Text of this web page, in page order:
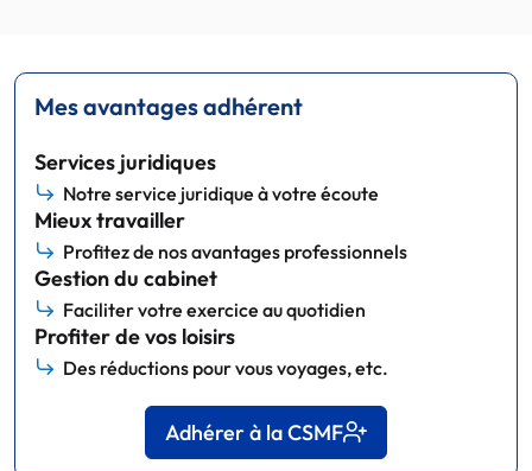
Mes avantages adhérent
Services juridiques
Notre service juridique à votre écoute
Mieux travailler
Profitez de nos avantages professionnels
Gestion du cabinet
Faciliter votre exercice au quotidien
Profiter de vos loisirs
Des réductions pour vous voyages, etc.
Adhérer à la CSMF